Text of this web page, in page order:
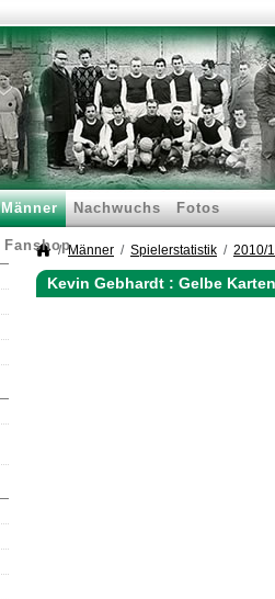
Männer Nachwuchs Fotos
FanshopMänner Spielerstatistik 2010/
Kevin Gebhardt : Gelbe